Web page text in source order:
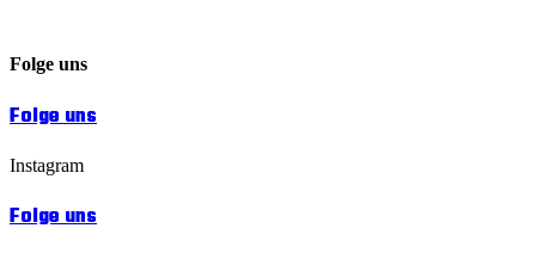
Folge uns
Folge uns
Instagram
Folge uns